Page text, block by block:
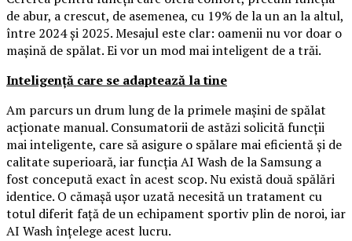
de abur, a crescut, de asemenea, cu 19% de la un an la altul,
între 2024 și 2025. Mesajul este clar: oamenii nu vor doar o
mașină de spălat. Ei vor un mod mai inteligent de a trăi.
Inteligență care se adaptează la tine
Am parcurs un drum lung de la primele mașini de spălat
acționate manual. Consumatorii de astăzi solicită funcții
mai inteligente, care să asigure o spălare mai eficientă și de
calitate superioară, iar funcția AI Wash de la Samsung a
fost concepută exact în acest scop. Nu există două spălări
identice. O cămașă ușor uzată necesită un tratament cu
totul diferit față de un echipament sportiv plin de noroi, iar
AI Wash înțelege acest lucru.